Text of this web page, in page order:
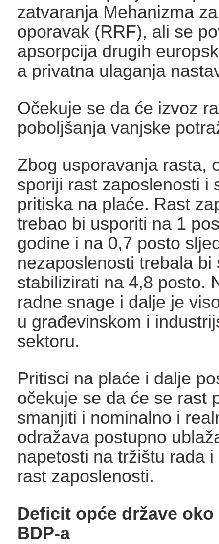
zatvaranja Mehanizma
oporavak (RRF), ali se
apsorpcija drugih
a privatna ulaganja
Očekuje se da će izvoz
poboljšanja vanjske
Zbog usporavanja rasta,
sporiji rast zaposlenosti i
pritiska na plaće. Rast
trebao bi usporiti na 1
godine i na 0,7 posto
nezaposlenosti trebala bi
stabilizirati na 4,8 posto.
radne snage i dalje je
u građevinskom i
sektoru.
Pritisci na plaće i dalje
očekuje se da će se rast
smanjiti i nominalno i
odražava postupno
napetosti na tržištu rada
rast zaposlenosti.
Deficit opće države
BDP-a